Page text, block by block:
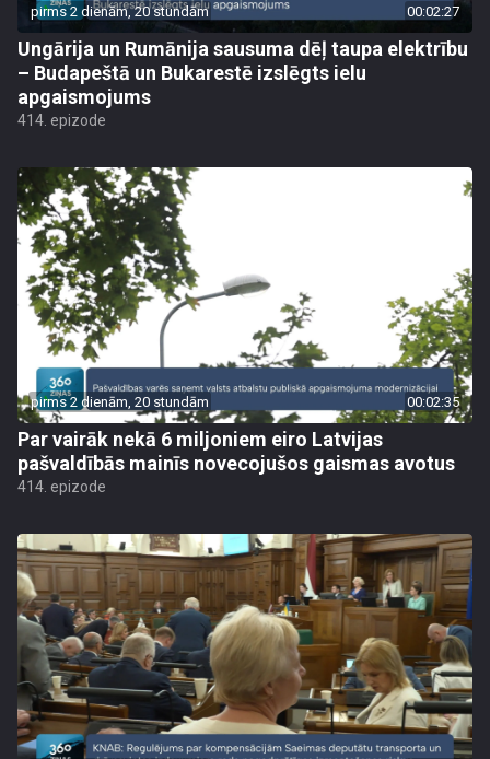
pirms 2 dienām, 20 stundām 00:02:27
Ungārija un Rumānija sausuma dēļ taupa elektrību
– Budapeštā un Bukarestē izslēgts ielu
apgaismojums
414. epizode
pirms 2 dienām, 20 stundām 00:02:35
Par vairāk nekā 6 miljoniem eiro Latvijas
pašvaldībās mainīs novecojušos gaismas avotus
414. epizode